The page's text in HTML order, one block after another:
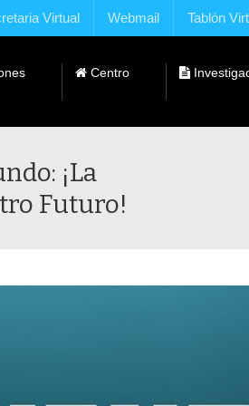
Virtual Webmail Tablón
Centro
¡La
Futuro!